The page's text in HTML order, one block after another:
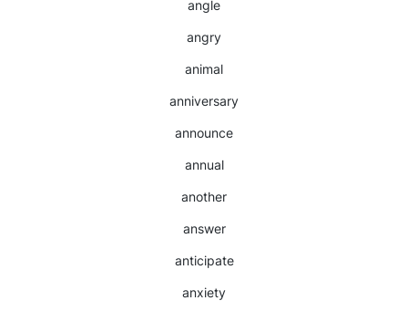
angle
angry
animal
anniversary
announce
annual
another
answer
anticipate
anxiety